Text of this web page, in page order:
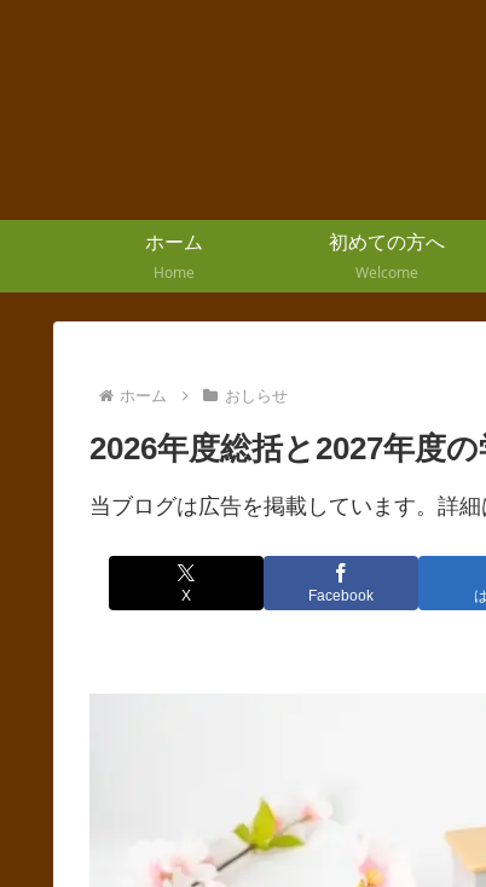
ホーム
Home
初めての方へ
Welcome
ホーム おしらせ
2026年度総括と2027年度
当ブログは広告を掲載しています。詳細
X Facebook